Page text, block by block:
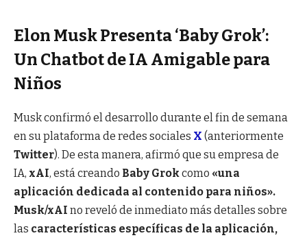
Elon Musk Presenta ‘Baby Grok’:
Un Chatbot de IA Amigable para
Niños
Musk confirmó el desarrollo durante el fin de semana
en su plataforma de redes sociales X (anteriormente
Twitter). De esta manera, afirmó que su empresa de
IA, xAI, está creando Baby Grokcomo «una
aplicación dedicada al contenido para niños».
Musk/xAI no reveló de inmediato más detalles sobre
las características específicas de la aplicación,